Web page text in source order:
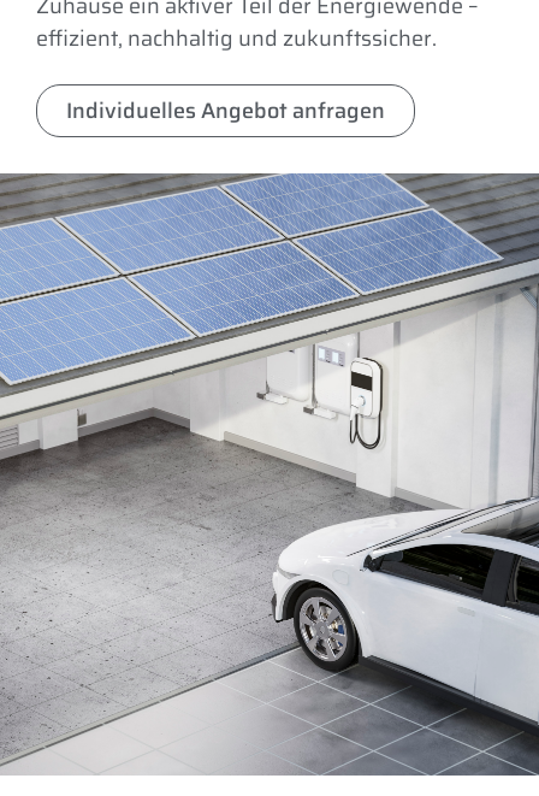
effizient, nachhaltig und zukunftssicher.
Individuelles Angebot anfragen